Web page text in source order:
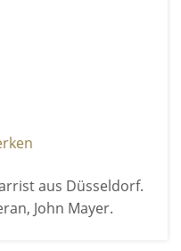
aus Düsseldorf.
John Mayer.